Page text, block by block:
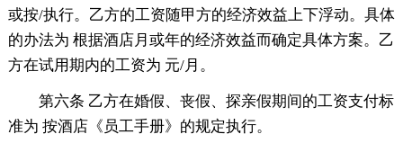
或按/执行。乙方的工资随甲方的经济效益上下浮动。具体
的办法为 根据酒店月或年的经济效益而确定具体方案。乙
方在试用期内的工资为 元/月。
第六条 乙方在婚假、丧假、探亲假期间的工资支付标
准为 按酒店《员工手册》的规定执行。